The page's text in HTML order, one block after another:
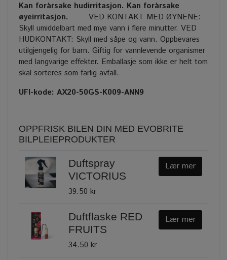
Kan forårsake hudirritasjon. Kan forårsake
øyeirritasjon.
VED KONTAKT MED ØYNENE:
Skyll umiddelbart med mye vann i flere minutter. VED
HUDKONTAKT: Skyll med såpe og vann. Oppbevares
utilgjengelig for barn. Giftig for vannlevende organismer
med langvarige effekter. Emballasje som ikke er helt tom
skal sorteres som farlig avfall.
UFI-kode: AX20-50GS-K009-ANN9
OPPFRISK BILEN DIN MED EVOBRITE
BILPLEIEPRODUKTER
Duftspray
VICTORIUS
39.50 kr
Lær mer
Duftflaske RED
FRUITS
34.50 kr
Lær mer